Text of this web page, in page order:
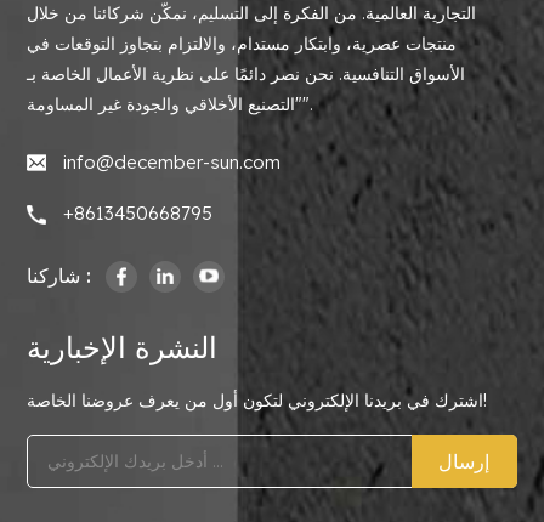
التجارية العالمية. من الفكرة إلى التسليم، نمكّن شركائنا من خلال
منتجات عصرية، وابتكار مستدام، والالتزام بتجاوز التوقعات في
الأسواق التنافسية. نحن نصر دائمًا على نظرية الأعمال الخاصة بـ
"التصنيع الأخلاقي والجودة غير المساومة".
info@december-sun.com
+8613450668795
شاركنا :
النشرة الإخبارية
اشترك في بريدنا الإلكتروني لتكون أول من يعرف عروضنا الخاصة!
إرسال